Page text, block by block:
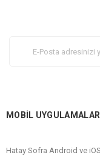
MOBİL
Hatay Sofra Android ve